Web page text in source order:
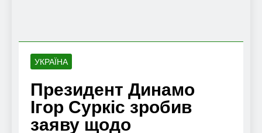
УКРАЇНА
Президент Динамо
Ігор Суркіс зробив
заяву щодо